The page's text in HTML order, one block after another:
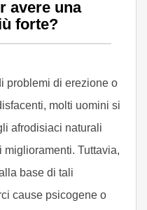
avere una
forte?
problemi di erezione o
molti uomini si
afrodisiaci naturali
Tuttavia,
base di tali
cause psicogene o